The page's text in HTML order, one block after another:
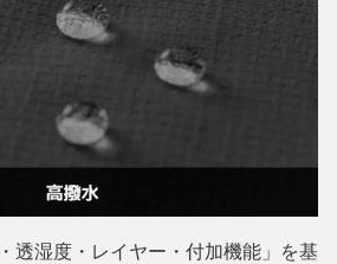
透湿度・レイヤー・付加機能」を基